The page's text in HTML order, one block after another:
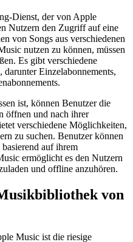
Dienst, der von Apple
Nutzern den Zugriff auf eine
von Songs aus verschiedenen
nutzen zu können, müssen
Es gibt verschiedene
Einzelabonnements,
ist, können Benutzer die
öffnen und nach ihrer
verschiedene Möglichkeiten,
zu suchen. Benutzer können
auf ihrem
ermöglicht es den Nutzern
und offline anzuhören.
von
Music ist die riesige